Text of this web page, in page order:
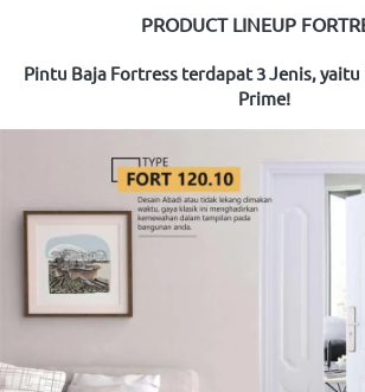
PRODUCT LINEUP
Pintu Baja Fortress terdapat 3 Jenis,
Prime!